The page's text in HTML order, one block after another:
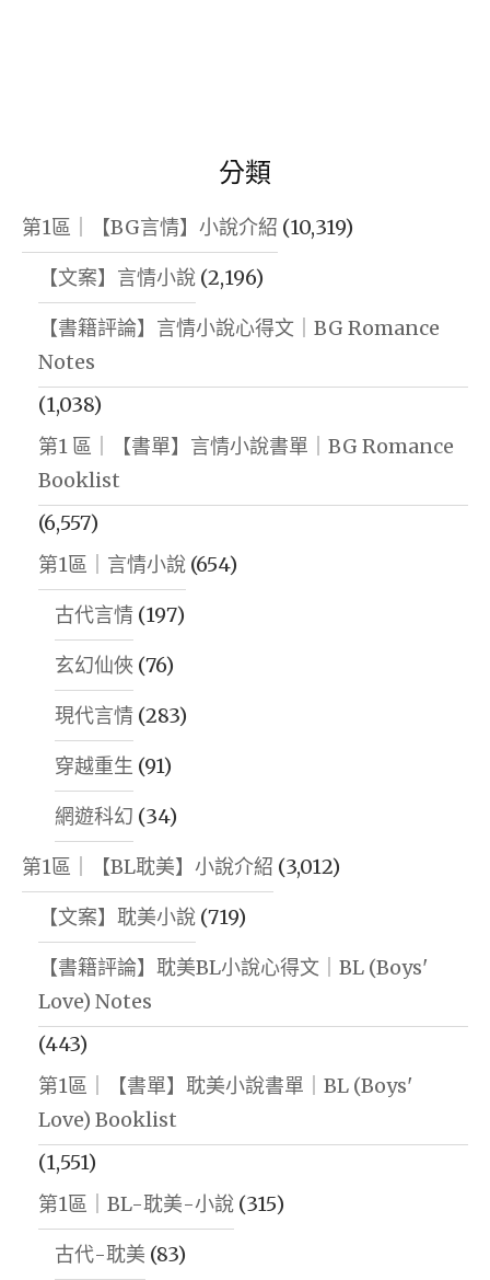
分類
第1區｜【BG言情】小說介紹 (10,319)
【文案】言情小說 (2,196)
【書籍評論】言情小說心得文｜BG Romance
Notes
(1,038)
第1 區｜【書單】言情小說書單｜BG Romance
Booklist
(6,557)
第1區｜言情小說 (654)
古代言情 (197)
玄幻仙俠 (76)
現代言情 (283)
穿越重生 (91)
網遊科幻 (34)
第1區｜【BL耽美】小說介紹 (3,012)
【文案】耽美小說 (719)
【書籍評論】耽美BL小說心得文｜BL (Boys'
Love) Notes
(443)
第1區｜【書單】耽美小說書單｜BL (Boys'
Love) Booklist
(1,551)
第1區｜BL-耽美-小說 (315)
古代-耽美 (83)